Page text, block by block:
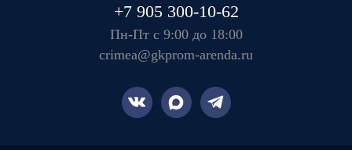
+7 905 300-10-62
Пн-Пт с 9:00 до 18:00
crimea@gkprom-arenda.ru